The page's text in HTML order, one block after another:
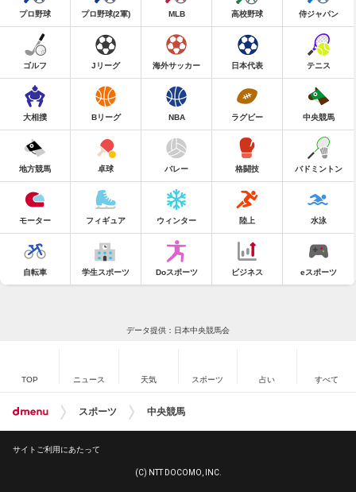
プロ野球 プロ野球(2軍) MLB 高校野球 侍ジャパン
ゴルフ Jリーグ 海外サッカー 日本代表 テニス
大相撲 Bリーグ NBA ラグビー 中央競馬
地方競馬 卓球 バレー 格闘技 バドミントン
モーター フィギュア ウィンター 陸上 水泳
自転車 学生スポーツ Doスポーツ ビジネス eスポーツ
データ提供：日本中央競馬会
TOP ニュース 天気 スポーツ 占い すべて
スポーツ 中央競馬
サイトご利用にあたって
(C) NTT DOCOMO, INC.